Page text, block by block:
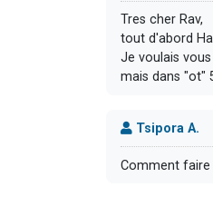
Tres cher Rav,
tout d'abord
Je voulais
mais dans "ot"
Tsipora A.
Comment faire